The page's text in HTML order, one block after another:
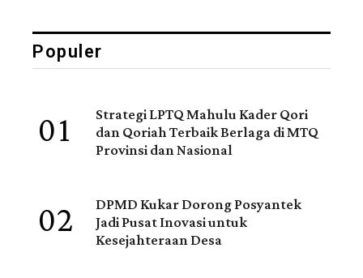
Populer
01 Strategi LPTQ Mahulu Kader Qori
dan Qoriah Terbaik Berlaga di MTQ
Provinsi dan Nasional
02 DPMD Kukar Dorong Posyantek
Jadi Pusat Inovasi untuk
Kesejahteraan Desa